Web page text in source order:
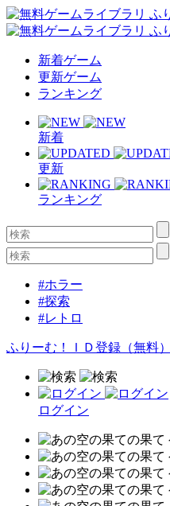
新着ゲーム
更新ゲーム
ランキング
新着
更新
ランキング
#ホラー
#探索
#レトロ
ふりーむ！ＩＤ登録（無料）
ログイン